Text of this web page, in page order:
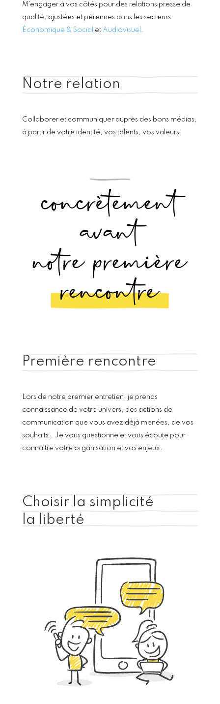
M’engager à vos côtés pour des relations presse de
qualité, ajustées et pérennes dans les secteurs
Économique & Social et Audiovisuel
Notre relation
Collaborer et communiquer auprès des bons médias,
à partir de votre identité, vos talents, vos valeurs.
concrètement
avant
notre première
rencontre
Première rencontre
Lors de notre premier entretien, je prends
connaissance de votre univers, des actions de
communication que vous avez déjà menées, de vos
souhaits… Je vous questionne et vous écoute pour
connaître votre organisation et vos enjeux.
Choisir la simplicité
la liberté